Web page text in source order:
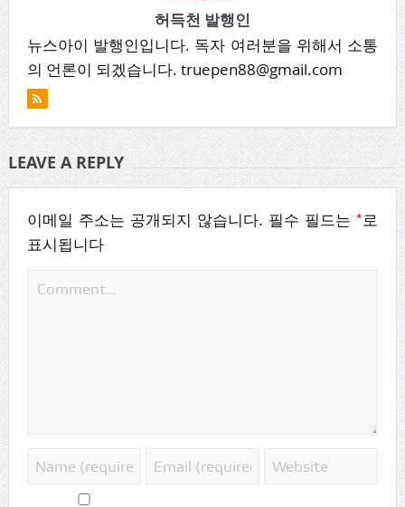
허득천 발행인
뉴스아이 발행인입니다. 독자 여러분을 위해서 소통
의 언론이 되겠습니다. truepen88@gmail.com
LEAVE A REPLY
이메일 주소는 공개되지 않습니다. 필수 필드는*로
표시됩니다